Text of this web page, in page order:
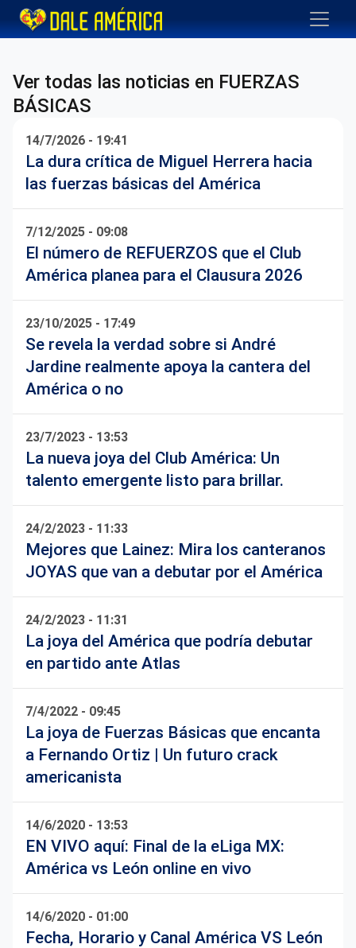
FUERZAS BÁSICAS
Ver todas las noticias en FUERZAS
BÁSICAS
14/7/2026 - 19:41
La dura crítica de Miguel Herrera hacia
las fuerzas básicas del América
7/12/2025 - 09:08
El número de REFUERZOS que el Club
América planea para el Clausura 2026
23/10/2025 - 17:49
Se revela la verdad sobre si André
Jardine realmente apoya la cantera del
América o no
23/7/2023 - 13:53
La nueva joya del Club América: Un
talento emergente listo para brillar.
24/2/2023 - 11:33
Mejores que Lainez: Mira los canteranos
JOYAS que van a debutar por el América
24/2/2023 - 11:31
La joya del América que podría debutar
en partido ante Atlas
7/4/2022 - 09:45
La joya de Fuerzas Básicas que encanta
a Fernando Ortiz | Un futuro crack
americanista
14/6/2020 - 13:53
EN VIVO aquí: Final de la eLiga MX:
América vs León online en vivo
14/6/2020 - 01:00
Fecha, Horario y Canal América VS León